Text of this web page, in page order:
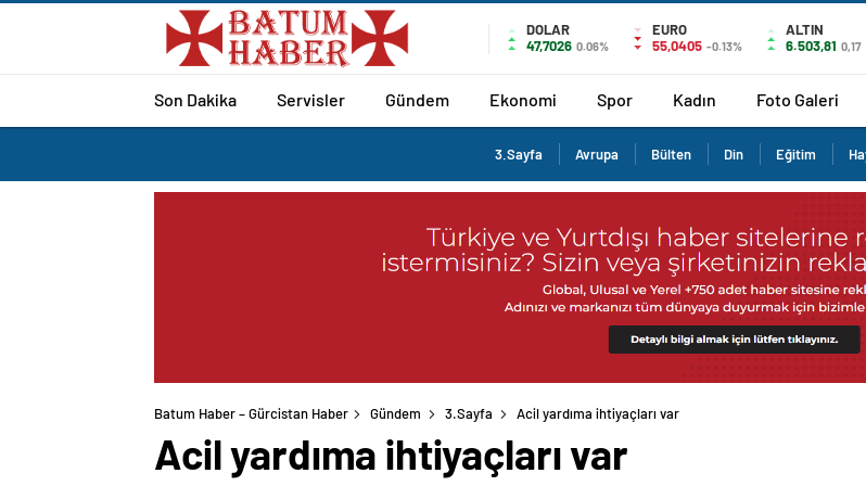
DOLAR
47,7026 0.06%
EURO
55,0405 -0.13%
ALTIN
6.503,81 0,17
Son Dakika Servisler Gündem Ekonomi Spor Kadın Foto Galeri
3.Sayfa Avrupa Bülten Din Eğitim
Batum Haber – Gürcistan Haber Gündem 3.Sayfa Acil yardıma ihtiyaçları var
Acil yardıma ihtiyaçları var